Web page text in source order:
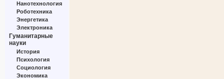
Нанотехнология
Роботехника
Энергетика
Электроника
Гуманитарные
науки
История
Психология
Социология
Экономика